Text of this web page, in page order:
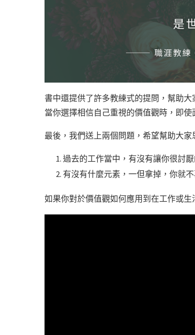
書中還提供了許多教練式的提問，幫助
當你選擇相信自己重視的價值觀時，即
最後，我們送上兩個問題，希望幫助大家
過去的工作當中，有沒有讓你很討
有沒有什麼元素，一但拿掉，你就
如果你對於價值觀如何應用到在工作或